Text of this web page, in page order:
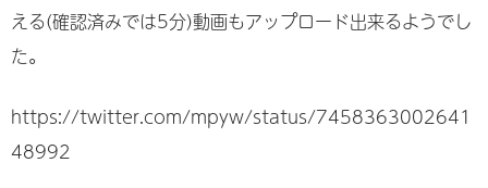
える(確認済みでは5分)動画もアップロード出来るようでし
た。
https://twitter.com/mpyw/status/7458363002641
48992